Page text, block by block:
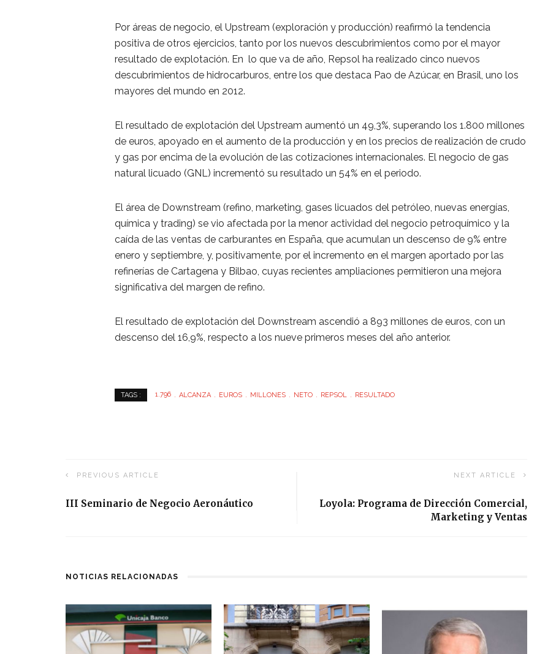
Por áreas de negocio, el Upstream (exploración y producción) reafirmó la tendencia
positiva de otros ejercicios, tanto por los nuevos descubrimientos como por el mayor
resultado de explotación. En lo que va de año, Repsol ha realizado cinco nuevos
descubrimientos de hidrocarburos, entre los que destaca Pao de Azúcar, en Brasil, uno los
mayores del mundo en 2012.
El resultado de explotación del Upstream aumentó un 49,3%, superando los 1.800 millones
de euros, apoyado en el aumento de la producción y en los precios de realización de crudo
y gas por encima de la evolución de las cotizaciones internacionales. El negocio de gas
natural licuado (GNL) incrementó su resultado un 54% en el periodo.
El área de Downstream (refino, marketing, gases licuados del petróleo, nuevas energías,
química y trading) se vio afectada por la menor actividad del negocio petroquímico y la
caída de las ventas de carburantes en España, que acumulan un descenso de 9% entre
enero y septiembre, y, positivamente, por el incremento en el margen aportado por las
refinerías de Cartagena y Bilbao, cuyas recientes ampliaciones permitieron una mejora
significativa del margen de refino.
El resultado de explotación del Downstream ascendió a 893 millones de euros, con un
descenso del 16,9%, respecto a los nueve primeros meses del año anterior.
TAGS : 1.796 ALCANZA EUROS MILLONES NETO REPSOL RESULTADO
PREVIOUS ARTICLE
III Seminario de Negocio Aeronáutico
NEXT ARTICLE
Loyola: Programa de Dirección Comercial,
Marketing y Ventas
NOTICIAS RELACIONADAS